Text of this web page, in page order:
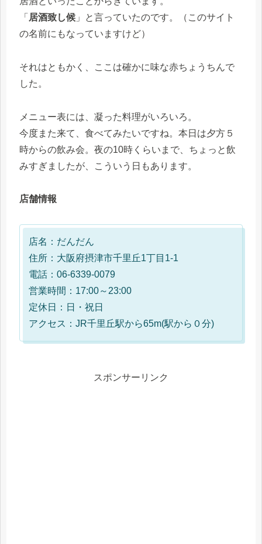
「 居酒致し候 」と言っていたのです。（このサイト
の名前にもなっていますけど）
それはともかく、ここは確かに味な赤ちょうちんで
した。
メニュー表には、凝った料理がいろいろ。
今度また来て、食べてみたいですね。本日は夕方５
時からの飲み会。夜の10時くらいまで、ちょっと飲
みすぎましたが、こういう日もあります。
店舗情報
店名：だんだん
住所：大阪府摂津市千里丘1丁目1-1
電話：06-6339-0079
営業時間：17:00～23:00
定休日：日・祝日
アクセス：JR千里丘駅から65m(駅から０分)
スポンサーリンク